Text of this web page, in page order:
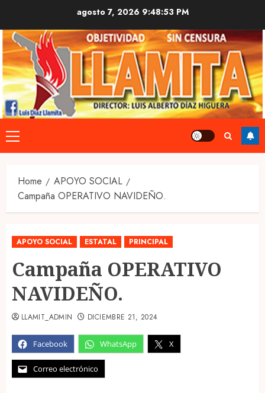
content
agosto 7, 2026 9:48:54 PM
Primary
Menu
Home
APOYO SOCIAL
Campaña OPERATIVO NAVIDEÑO.
APOYO SOCIAL ESTATAL PRINCIPAL
Campaña OPERATIVO
NAVIDEÑO.
Facebook WhatsApp X
Correo electrónico
LLAMIT_ADMIN DICIEMBRE 21, 2024